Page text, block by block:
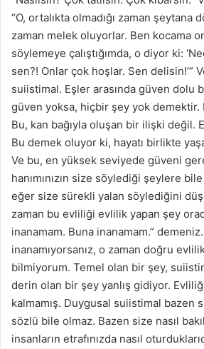
“O, ortalıkta olmadığı zaman şeytana
zaman melek oluyorlar. Ben kocama
söylemeye çalıştığımda, o diyor ki:
sen?! Onlar çok hoşlar. Sen delisin!’”
suiistimal. Eşler arasında güven dolu
güven yoksa, hiçbir şey yok demektir.
Bu, kan bağıyla oluşan bir ilişki değil.
Bu demek oluyor ki, hayatı birlikte
Ve bu, en yüksek seviyede güveni
hanımınızın size söylediği şeylere
eğer size sürekli yalan söylediğini
zaman bu evliliği evlilik yapan şey
inanamam. Buna inanamam.”
inanamıyorsanız, o zaman doğru
bilmiyorum. Temel olan bir şey,
derin olan bir şey yanlış gidiyor.
kalmamış. Duygusal suiistimal bazen
sözlü bile olmaz. Bazen size nasıl
insanların etrafınızda nasıl